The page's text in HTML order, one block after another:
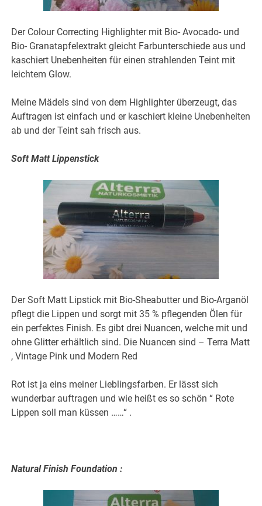
Der Colour Correcting Highlighter mit Bio- Avocado- und
Bio- Granatapfelextrakt gleicht Farbunterschiede aus und
kaschiert Unebenheiten für einen strahlenden Teint mit
leichtem Glow.
Meine Mädels sind von dem Highlighter überzeugt, das
Auftragen ist einfach und er kaschiert kleine Unebenheiten
ab und der Teint sah frisch aus.
Soft Matt Lippenstick
Der Soft Matt Lipstick mit Bio-Sheabutter und Bio-Arganöl
pflegt die Lippen und sorgt mit 35 % pflegenden Ölen für
ein perfektes Finish. Es gibt drei Nuancen, welche mit und
ohne Glitter erhältlich sind. Die Nuancen sind – Terra Matt
, Vintage Pink und Modern Red
Rot ist ja eins meiner Lieblingsfarben. Er lässt sich
wunderbar auftragen und wie heißt es so schön “ Rote
Lippen soll man küssen ……“ .
Natural Finish Foundation :